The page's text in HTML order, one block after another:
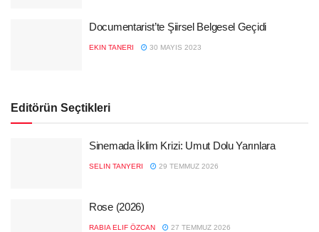
Documentarist’te Şiirsel Belgesel Geçidi
EKIN TANERI 30 MAYIS 2023
Editörün Seçtikleri
Sinemada İklim Krizi: Umut Dolu Yarınlara
SELIN TANYERI 29 TEMMUZ 2026
Rose (2026)
RABIA ELIF ÖZCAN 27 TEMMUZ 2026